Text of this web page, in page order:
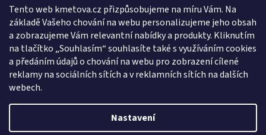
Tento web kmetova.cz přizpůsobujeme na míru Vám. Na
základě Vašeho chování na webu personalizujeme jeho obsah
a zobrazujeme Vám relevantní nabídky a produkty. Kliknutím
na tlačítko „Souhlasím“ souhlasíte také s využíváním cookies
a předáním údajů o chování na webu pro zobrazení cílené
reklamy na sociálních sítích a v reklamních sítích na dalších
webech.
Nastavení
Sledovat na Instagramu
Facebooková stránka
Vytvořil Shoptet